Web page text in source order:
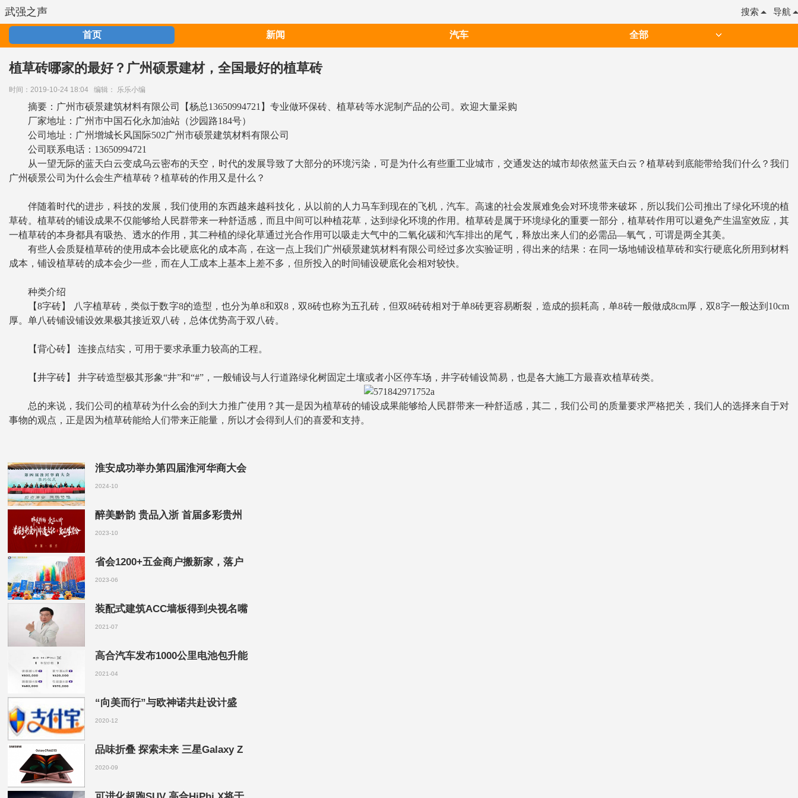
武强之声 导航
搜索
首页 新闻 汽车 全部
植草砖哪家的最好？广州硕景建材，全国最好的植草砖
时间：2019-10-24 18:04 编辑： 乐乐小编
摘要：广州市硕景建筑材料有限公司【杨总13650994721】专业做环保砖、植草砖等水泥制产品的公司。欢迎大量采购
厂家地址：广州市中国石化永加油站（沙园路184号）
公司地址：广州增城长风国际502广州市硕景建筑材料有限公司
公司联系电话：13650994721
从一望无际的蓝天白云变成乌云密布的天空，时代的发展导致了大部分的环境污染，可是为什么有些重工业城市，交通发达的城市却依然蓝天白云？植草砖到底能带给我们什么？我们
广州硕景公司为什么会生产植草砖？植草砖的作用又是什么？
伴随着时代的进步，科技的发展，我们使用的东西越来越科技化，从以前的人力马车到现在的飞机，汽车。高速的社会发展难免会对环境带来破坏，所以我们公司推出了绿化环境的植
草砖。植草砖的铺设成果不仅能够给人民群带来一种舒适感，而且中间可以种植花草，达到绿化环境的作用。植草砖是属于环境绿化的重要一部分，植草砖作用可以避免产生温室效应，其
一植草砖的本身都具有吸热、透水的作用，其二种植的绿化草通过光合作用可以吸走大气中的二氧化碳和汽车排出的尾气，释放出来人们的必需品—氧气，可谓是两全其美。
有些人会质疑植草砖的使用成本会比硬底化的成本高，在这一点上我们广州硕景建筑材料有限公司经过多次实验证明，得出来的结果：在同一场地铺设植草砖和实行硬底化所用到材料
成本，铺设植草砖的成本会少一些，而在人工成本上基本上差不多，但所投入的时间铺设硬底化会相对较快。
种类介绍
【8字砖】 八字植草砖，类似于数字8的造型，也分为单8和双8，双8砖也称为五孔砖，但双8砖砖相对于单8砖更容易断裂，造成的损耗高，单8砖一般做成8cm厚，双8字一般达到10cm
厚。单八砖铺设铺设效果极其接近双八砖，总体优势高于双八砖。
【背心砖】 连接点结实，可用于要求承重力较高的工程。
【井字砖】 井字砖造型极其形象“井”和“#”，一般铺设与人行道路绿化树固定土壤或者小区停车场，井字砖铺设简易，也是各大施工方最喜欢植草砖类。
总的来说，我们公司的植草砖为什么会的到大力推广使用？其一是因为植草砖的铺设成果能够给人民群带来一种舒适感，其二，我们公司的质量要求严格把关，我们人的选择来自于对
事物的观点，正是因为植草砖能给人们带来正能量，所以才会得到人们的喜爱和支持。
淮安成功举办第四届淮河华商大会
2024-10
醉美黔韵 贵品入浙 首届多彩贵州
2023-10
省会1200+五金商户搬新家，落户
2023-06
装配式建筑ACC墙板得到央视名嘴
2021-07
高合汽车发布1000公里电池包升能
2021-04
“向美而行”与欧神诺共赴设计盛
2020-12
品味折叠 探索未来 三星Galaxy Z
2020-09